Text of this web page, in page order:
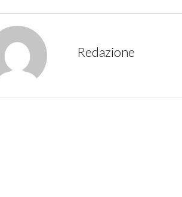
Redazione